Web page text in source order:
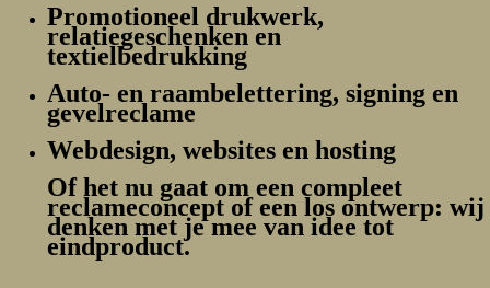
Promotioneel drukwerk,
relatiegeschenken en
textielbedrukking
Auto- en raambelettering, signing en
gevelreclame
Webdesign, websites en hosting
Of het nu gaat om een compleet
reclameconcept of een los ontwerp: wij
denken met je mee van idee tot
eindproduct.